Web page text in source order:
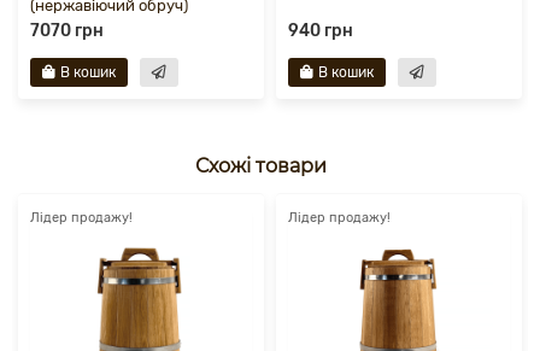
(нержавіючий обруч)
7070 грн
В кошик
940 грн
В кошик
Схожі товари
Лідер продажу! Лідер продажу!